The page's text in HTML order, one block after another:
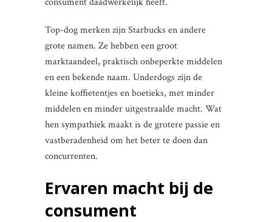
Top-dog merken zijn Starbucks en andere
grote namen. Ze hebben een groot
marktaandeel, praktisch onbeperkte middelen
en een bekende naam. Underdogs zijn de
kleine koffietentjes en boetieks, met minder
middelen en minder uitgestraalde macht. Wat
hen sympathiek maakt is de grotere passie en
vastberadenheid om het beter te doen dan
concurrenten.
Ervaren macht bij de
consument